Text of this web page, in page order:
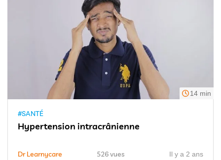
14 min
#SANTÉ
Hypertension intracrânienne
Dr Learnycare 526 vues Il y a 2 ans